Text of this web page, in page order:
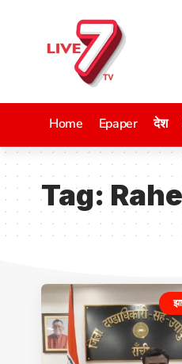
Home Epaper देश
Tag: Rahe